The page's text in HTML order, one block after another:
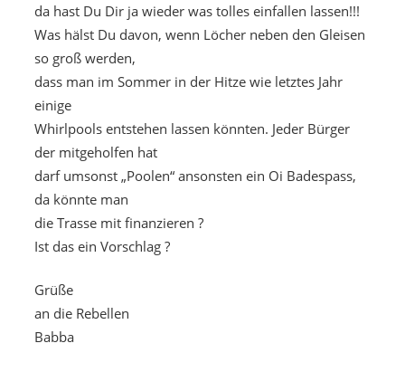
da hast Du Dir ja wieder was tolles einfallen lassen!!!
Was hälst Du davon, wenn Löcher neben den Gleisen
so groß werden,
dass man im Sommer in der Hitze wie letztes Jahr
einige
Whirlpools entstehen lassen könnten. Jeder Bürger
der mitgeholfen hat
darf umsonst „Poolen“ ansonsten ein Oi Badespass,
da könnte man
die Trasse mit finanzieren ?
Ist das ein Vorschlag ?
Grüße
an die Rebellen
Babba